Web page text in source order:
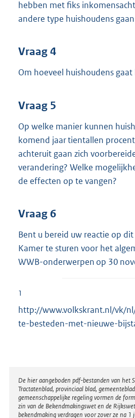
hebben met fiks
andere type huishoudens
Vraag 4
Om hoeveel huishoudens
Vraag 5
Op welke manier kunnen
komend jaar tientallen
achteruit gaan zich
verandering? Welke
de effecten op te vangen?
Vraag 6
Bent u bereid uw reactie op
Kamer te sturen voor het
WWB-onderwerpen op 30
1
http://www.volkskrant.nl/vk/
te-besteden-met-nieuwe-
Disclaimer
De hier aangeboden pdf-bestanden van het
Tractatenblad, provinciaal blad,
gemeenschappelijke regeling vormen de
zin van de Bekendmakingswet en de
bekendmaking verdragen voor zover ze na